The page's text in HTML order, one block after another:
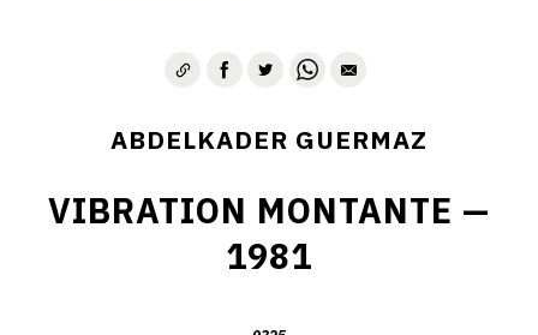
ABDELKADER GUERMAZ
VIBRATION MONTANTE —
1981